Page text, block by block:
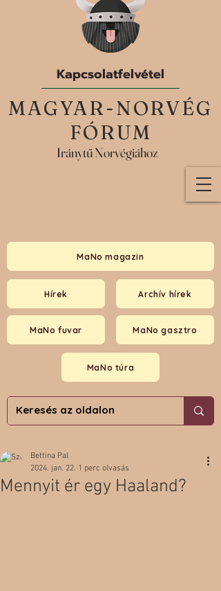
MAGYAR-NORVÉG
FÓRUM
Iránytű Norvégiához
Hírek
MaNo magazin
MaNo fuvar MaNo gasztro
MaNo túra
Archív hírek
Kapcsolatfelvétel
Mennyit ér egy Haaland?
Bettina Pal
2024. jan. 22. 1 perc olvasás